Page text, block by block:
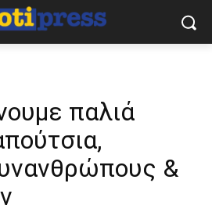
παλιά
&